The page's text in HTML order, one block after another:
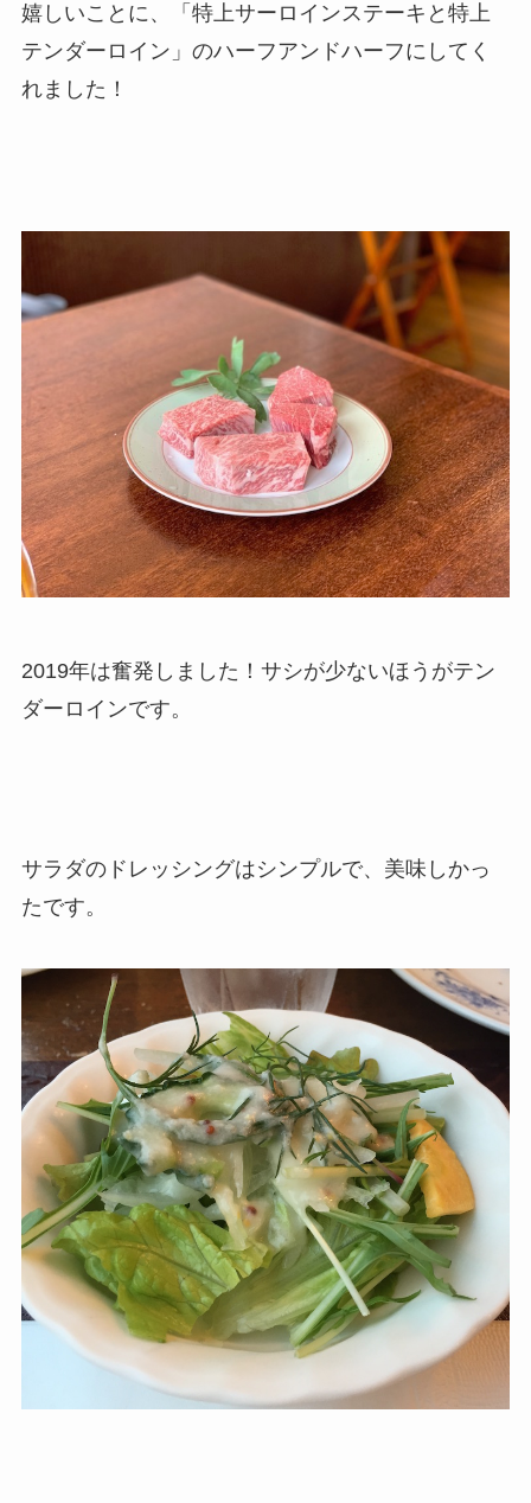
嬉しいことに、「特上サーロインステーキと特上
テンダーロイン」のハーフアンドハーフにしてく
れました！
2019年は奮発しました！サシが少ないほうがテン
ダーロインです。
サラダのドレッシングはシンプルで、美味しかっ
たです。